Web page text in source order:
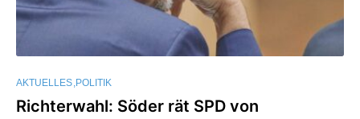
AKTUELLES POLITIK
Richterwahl: Söder rät SPD von